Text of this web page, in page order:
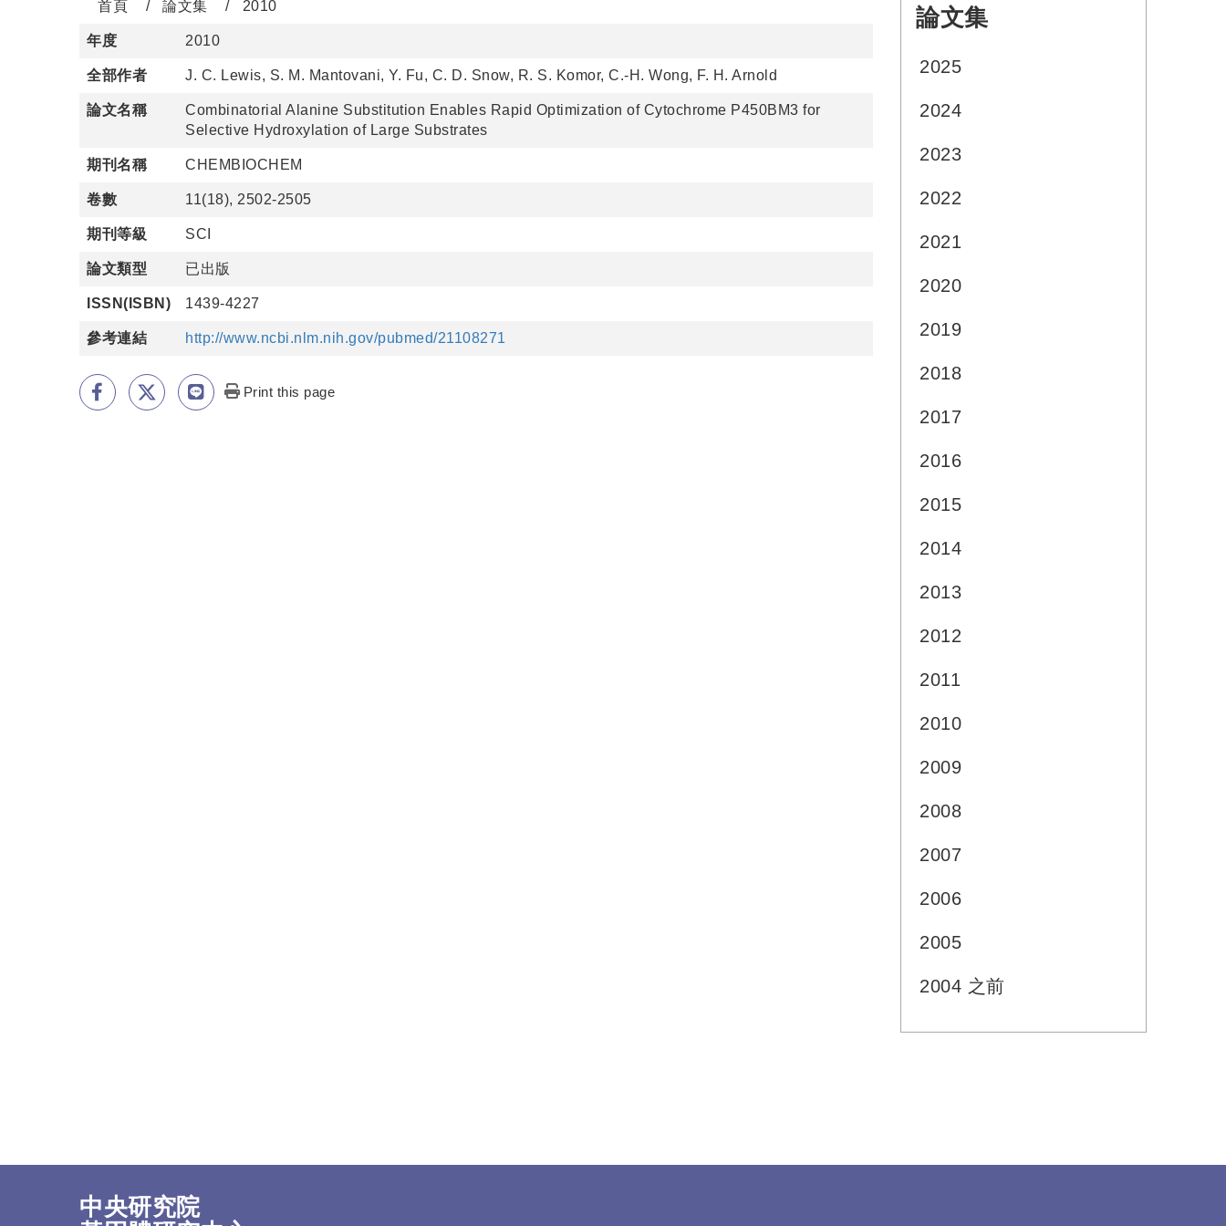
首頁 論文集 2010
年度 2010
全部作者 J. C. Lewis, S. M. Mantovani, Y. Fu, C. D. Snow, R. S. Komor, C.-H. Wong, F. H. Arnold
論文名稱
Combinatorial Alanine Substitution Enables Rapid Optimization of Cytochrome P450BM3 for
Selective Hydroxylation of Large Substrates
期刊名稱 CHEMBIOCHEM
卷數 11(18), 2502-2505
期刊等級 SCI
論文類型 已出版
ISSN(ISBN) 1439-4227
參考連結 http://www.ncbi.nlm.nih.gov/pubmed/21108271
Print this page
論文集
2025
2024
2023
2022
2021
2020
2019
2018
2017
2016
2015
2014
2013
2012
2011
2010
2009
2008
2007
2006
2005
2004 之前
中央研究院